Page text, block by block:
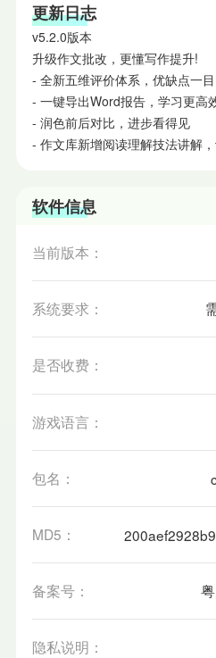
更新日志
v5.2.0版本
升级作文批改，更懂写作提升!
- 全新五维评价体系，优缺点一
- 一键导出Word报告，学习更高
- 润色前后对比，进步看得见
- 作文库新增阅读理解技法讲解
软件信息
当前版本：
系统要求：
是否收费：
游戏语言：
包名：
MD5：
备案号：
隐私说明：